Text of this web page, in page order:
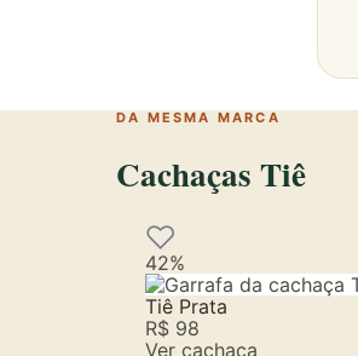
DA MESMA MARCA
Cachaças Tiê
42%
Tiê Prata
R$ 98
Ver cachaça